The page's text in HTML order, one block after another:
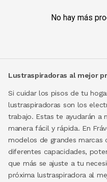
No hay más
Lustraspiradoras al mejor
Si cuidar los pisos de tu
lustraspiradoras son los
trabajo. Estas te ayudarán a
manera fácil y rápida. En
modelos de grandes marcas
diferentes capacidades,
que más se ajuste a tu
próxima lustraspiradora al